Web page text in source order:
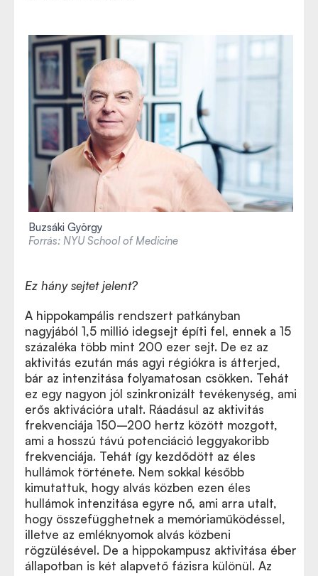
Buzsáki György
Forrás: NYU School of Medicine
Ez hány sejtet jelent?
A hippokampális rendszert patkányban
nagyjából 1,5 millió idegsejt építi fel, ennek a 15
százaléka több mint 200 ezer sejt. De ez az
aktivitás ezután más agyi régiókra is átterjed,
bár az intenzitása folyamatosan csökken. Tehát
ez egy nagyon jól szinkronizált tevékenység, ami
erős aktivációra utalt. Ráadásul az aktivitás
frekvenciája 150–200 hertz között mozgott,
ami a hosszú távú potenciáció leggyakoribb
frekvenciája. Tehát így kezdődött az éles
hullámok története. Nem sokkal később
kimutattuk, hogy alvás közben ezen éles
hullámok intenzitása egyre nő, ami arra utalt,
hogy összefügghetnek a memóriaműködéssel,
illetve az emléknyomok alvás közbeni
rögzülésével. De a hippokampusz aktivitása éber
állapotban is két alapvető fázisra különül. Az